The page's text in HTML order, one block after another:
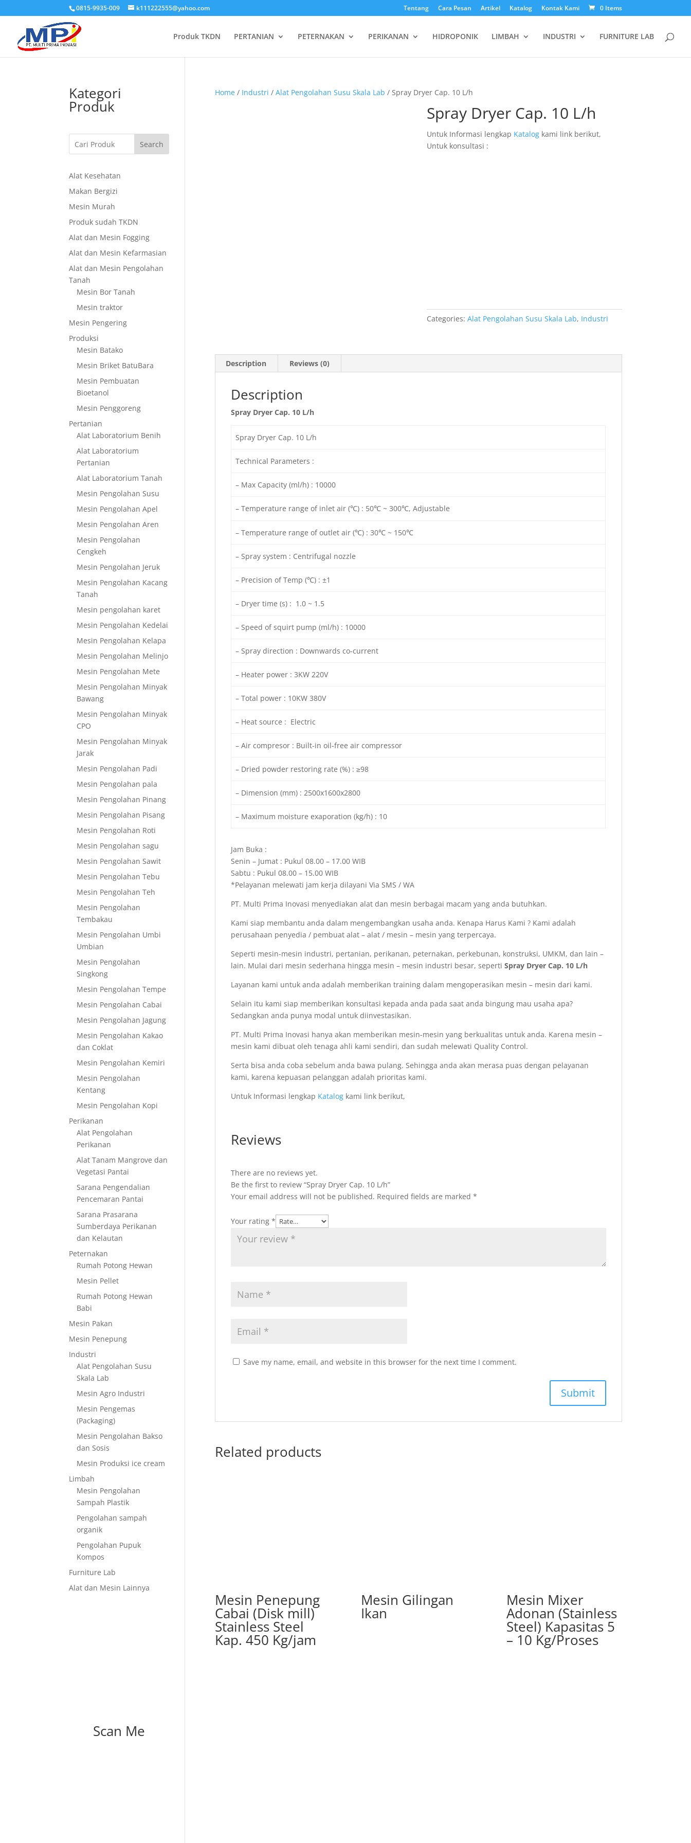
0815-9935-009 k111222555@yahoo.com Tentang Cara Pesan Artikel Katalog Kontak Kami 0 Items
Produk TKDN PERTANIAN PETERNAKAN PERIKANAN HIDROPONIK LIMBAH INDUSTRI FURNITURE LAB
Home/ Industri / Alat Pengolahan Susu Skala Lab / Spray Dryer Cap. 10 L/h
Spray Dryer Cap. 10 L/h
Untuk Informasi lengkap Katalogkami link berikut,
Untuk konsultasi :
Categories: Alat Pengolahan Susu Skala Lab, Industri
Description Reviews (0)
Description
Spray Dryer Cap. 10 L/h
Spray Dryer Cap. 10 L/h
Technical Parameters :
– Max Capacity (ml/h) : 10000
– Temperature range of inlet air (℃) : 50℃ ~ 300℃, Adjustable
– Temperature range of outlet air (℃) : 30℃ ~ 150℃
– Spray system : Centrifugal nozzle
– Precision of Temp (℃) : ±1
– Dryer time (s) : 1.0 ~ 1.5
– Speed of squirt pump (ml/h) : 10000
– Spray direction : Downwards co-current
– Heater power : 3KW 220V
– Total power : 10KW 380V
– Heat source : Electric
– Air compresor : Built-in oil-free air compressor
– Dried powder restoring rate (%) : ≥98
– Dimension (mm) : 2500x1600x2800
– Maximum moisture exaporation (kg/h) : 10
Jam Buka :
Senin – Jumat : Pukul 08.00 – 17.00 WIB
Sabtu : Pukul 08.00 – 15.00 WIB
*Pelayanan melewati jam kerja dilayani Via SMS / WA
PT. Multi Prima Inovasi menyediakan alat dan mesin berbagai macam yang anda butuhkan.
Kami siap membantu anda dalam mengembangkan usaha anda. Kenapa Harus Kami ? Kami adalah
perusahaan penyedia / pembuat alat – alat / mesin – mesin yang terpercaya.
Seperti mesin-mesin industri, pertanian, perikanan, peternakan, perkebunan, konstruksi, UMKM, dan lain –
lain. Mulai dari mesin sederhana hingga mesin – mesin industri besar, seperti Spray Dryer Cap. 10 L/h
Layanan kami untuk anda adalah memberikan training dalam mengoperasikan mesin – mesin dari kami.
Selain itu kami siap memberikan konsultasi kepada anda pada saat anda bingung mau usaha apa?
Sedangkan anda punya modal untuk diinvestasikan.
PT. Multi Prima Inovasi hanya akan memberikan mesin-mesin yang berkualitas untuk anda. Karena mesin –
mesin kami dibuat oleh tenaga ahli kami sendiri, dan sudah melewati Quality Control.
Serta bisa anda coba sebelum anda bawa pulang. Sehingga anda akan merasa puas dengan pelayanan
kami, karena kepuasan pelanggan adalah prioritas kami.
Untuk Informasi lengkap Katalogkami link berikut,
Reviews
There are no reviews yet.
Be the first to review “Spray Dryer Cap. 10 L/h”
Your email address will not be published. Required fields are marked *
Your rating *
Save my name, email, and website in this browser for the next time I comment.
Related products
Mesin Penepung
Cabai (Disk mill)
Stainless Steel
Kap. 450 Kg/jam
Mesin Gilingan
Ikan
Mesin Mixer
Adonan (Stainless
Steel) Kapasitas 5
– 10 Kg/Proses
Kategori
Produk
Search
Alat Kesehatan
Makan Bergizi
Mesin Murah
Produk sudah TKDN
Alat dan Mesin Fogging
Alat dan Mesin Kefarmasian
Alat dan Mesin Pengolahan
Tanah
Mesin Bor Tanah
Mesin traktor
Mesin Pengering
Produksi
Mesin Batako
Mesin Briket BatuBara
Mesin Pembuatan
Bioetanol
Mesin Penggoreng
Pertanian
Alat Laboratorium Benih
Alat Laboratorium
Pertanian
Alat Laboratorium Tanah
Mesin Pengolahan Susu
Mesin Pengolahan Apel
Mesin Pengolahan Aren
Mesin Pengolahan
Cengkeh
Mesin Pengolahan Jeruk
Mesin Pengolahan Kacang
Tanah
Mesin pengolahan karet
Mesin Pengolahan Kedelai
Mesin Pengolahan Kelapa
Mesin Pengolahan Melinjo
Mesin Pengolahan Mete
Mesin Pengolahan Minyak
Bawang
Mesin Pengolahan Minyak
CPO
Mesin Pengolahan Minyak
Jarak
Mesin Pengolahan Padi
Mesin Pengolahan pala
Mesin Pengolahan Pinang
Mesin Pengolahan Pisang
Mesin Pengolahan Roti
Mesin Pengolahan sagu
Mesin Pengolahan Sawit
Mesin Pengolahan Tebu
Mesin Pengolahan Teh
Mesin Pengolahan
Tembakau
Mesin Pengolahan Umbi
Umbian
Mesin Pengolahan
Singkong
Mesin Pengolahan Tempe
Mesin Pengolahan Cabai
Mesin Pengolahan Jagung
Mesin Pengolahan Kakao
dan Coklat
Mesin Pengolahan Kemiri
Mesin Pengolahan
Kentang
Mesin Pengolahan Kopi
Perikanan
Alat Pengolahan
Perikanan
Alat Tanam Mangrove dan
Vegetasi Pantai
Sarana Pengendalian
Pencemaran Pantai
Sarana Prasarana
Sumberdaya Perikanan
dan Kelautan
Peternakan
Rumah Potong Hewan
Mesin Pellet
Rumah Potong Hewan
Babi
Mesin Pakan
Mesin Penepung
Industri
Alat Pengolahan Susu
Skala Lab
Mesin Agro Industri
Mesin Pengemas
(Packaging)
Mesin Pengolahan Bakso
dan Sosis
Mesin Produksi ice cream
Limbah
Mesin Pengolahan
Sampah Plastik
Pengolahan sampah
organik
Pengolahan Pupuk
Kompos
Furniture Lab
Alat dan Mesin Lainnya
Scan Me